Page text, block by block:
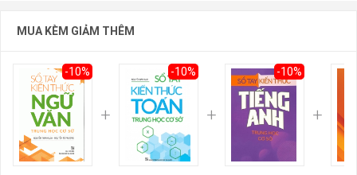
MUA KÈM GIẢM THÊM
-10% -10% -10%